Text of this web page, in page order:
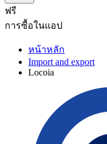
ฟรี
การซื้อในแอป
หน้าหลัก
Import and export
Locoia